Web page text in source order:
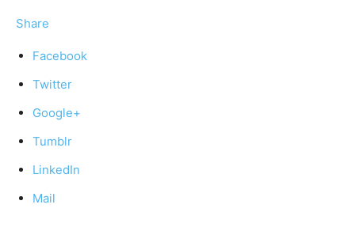
Share
Facebook
Twitter
Google+
Tumblr
LinkedIn
Mail